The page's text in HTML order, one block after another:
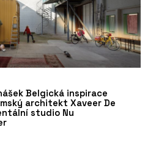
Belgická inspirace
architekt Xaveer De
studio Nu